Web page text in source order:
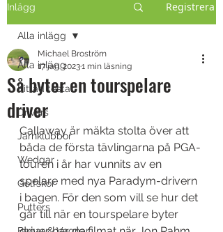
Inlägg Registrera
Alla inlägg
Kittad testar
Drivers
Järnklubbor
Wedgar
Golfskor
Putters
Alla inlägg
Så byter en tourspelare
driver
Michael Broström
17 jan. 20231 min läsning
Callaway är mäkta stolta över att
båda de första tävlingarna på PGA-
touren i år har vunnits av en
spelare med nya Paradym-drivern
i bagen. För den som vill se hur det
går till när en tourspelare byter